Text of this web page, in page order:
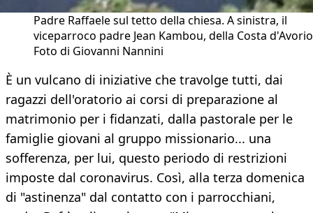
Padre Raffaele sul tetto della chiesa. A sinistra, il
viceparroco padre Jean Kambou, della Costa
Foto di Giovanni Nannini
È un vulcano di iniziative che travolge tutti, dai
ragazzi dell'oratorio ai corsi di preparazione al
matrimonio per i fidanzati, dalla pastorale per le
famiglie giovani al gruppo missionario... una
sofferenza, per lui, questo periodo di restrizioni
imposte dal coronavirus. Così, alla terza domenica
di "astinenza" dal contatto con i parrocchiani,